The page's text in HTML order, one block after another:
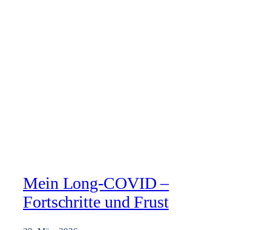
Mein Long-COVID –
Fortschritte und Frust